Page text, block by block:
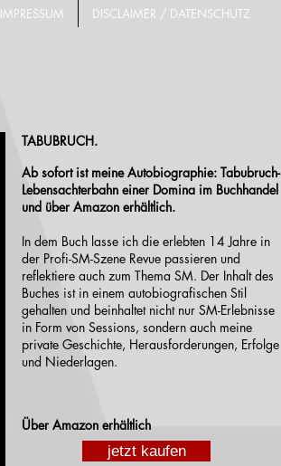
IMPRESSUM DISCLAIMER / DATENSCHUTZ
TABUBRUCH.
Ab sofort ist meine Autobiographie: Tabubruch-
Lebensachterbahn einer Domina im Buchhandel
und über Amazon erhältlich.
In dem Buch lasse ich die erlebten 14 Jahre in
der Profi-SM-Szene Revue passieren und
reflektiere auch zum Thema SM. Der Inhalt des
Buches ist in einem autobiografischen Stil
gehalten und beinhaltet nicht nur SM-Erlebnisse
in Form von Sessions, sondern auch meine
private Geschichte, Herausforderungen, Erfolge
und Niederlagen.
Über Amazon erhältlich
jetzt kaufen